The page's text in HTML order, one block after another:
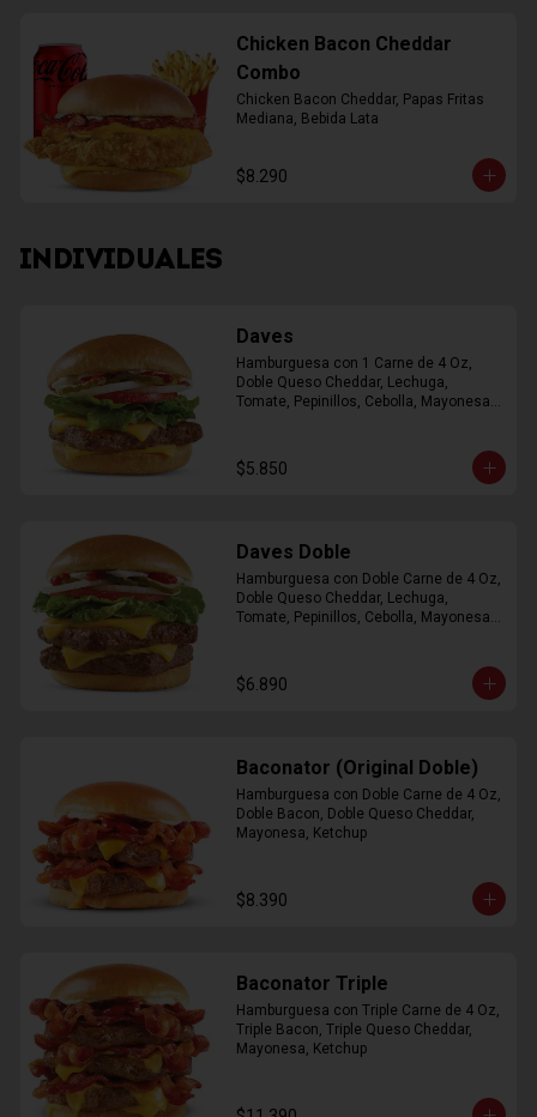
Chicken Bacon Cheddar
Combo
Chicken Bacon Cheddar, Papas Fritas
Mediana, Bebida Lata
$8.290
INDIVIDUALES
Daves
Hamburguesa con 1 Carne de 4 Oz,
Doble Queso Cheddar, Lechuga,
Tomate, Pepinillos, Cebolla, Mayonesa,
$5.850
Daves Doble
Hamburguesa con Doble Carne de 4 Oz,
Doble Queso Cheddar, Lechuga,
Tomate, Pepinillos, Cebolla, Mayonesa,
$6.890
Baconator (Original Doble)
Hamburguesa con Doble Carne de 4 Oz,
Doble Bacon, Doble Queso Cheddar,
Mayonesa, Ketchup
$8.390
Baconator Triple
Hamburguesa con Triple Carne de 4 Oz,
Triple Bacon, Triple Queso Cheddar,
Mayonesa, Ketchup